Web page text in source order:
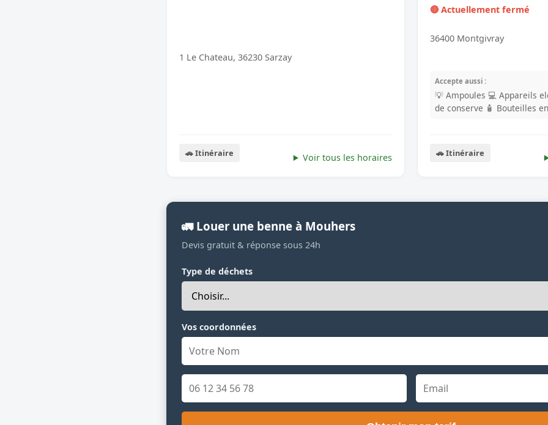
1 Le Chateau, 36230 Sarzay
🚗 Itinéraire Voir tous les horaires
🔴 Actuellement fermé
36400 Montgivray
Accepte aussi :
💡 Ampoules 💻 Appareils
de conserve 🧴 Bouteilles
🚗 Itinéraire
🚛 Louer une benne à Mouhers
Devis gratuit & réponse sous 24h
Type de déchets
Vos coordonnées